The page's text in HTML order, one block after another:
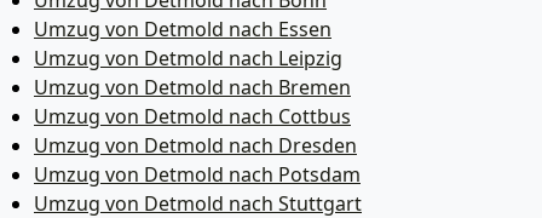
Umzug von Detmold nach Essen
Umzug von Detmold nach Leipzig
Umzug von Detmold nach Bremen
Umzug von Detmold nach Cottbus
Umzug von Detmold nach Dresden
Umzug von Detmold nach Potsdam
Umzug von Detmold nach Stuttgart